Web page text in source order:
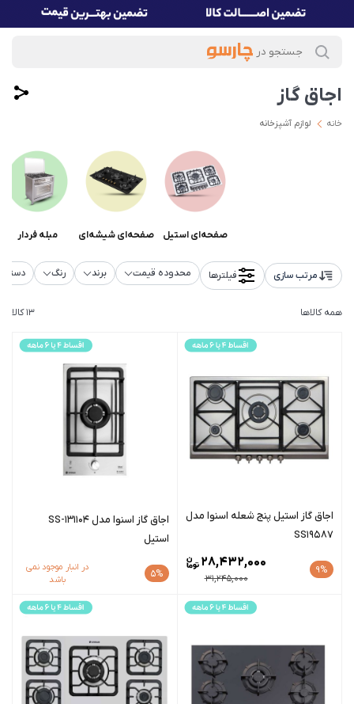
اجاق گاز
خانه لوازم آشپزخانه
صفحه‌ای استیل صفحه‌ای شیشه‌ای مبله فردار
13 کالا همه کالاها
مرتب سازی فیلترها محدوده قیمت برند رنگ
اجاق گاز استیل پنج شعله اسنوا مدل
SS19587
9%
31,245,000
28,432,000
اجاق گاز اسنوا مدل SS-131104
استیل
5%
در انبار موجود نمی
باشد